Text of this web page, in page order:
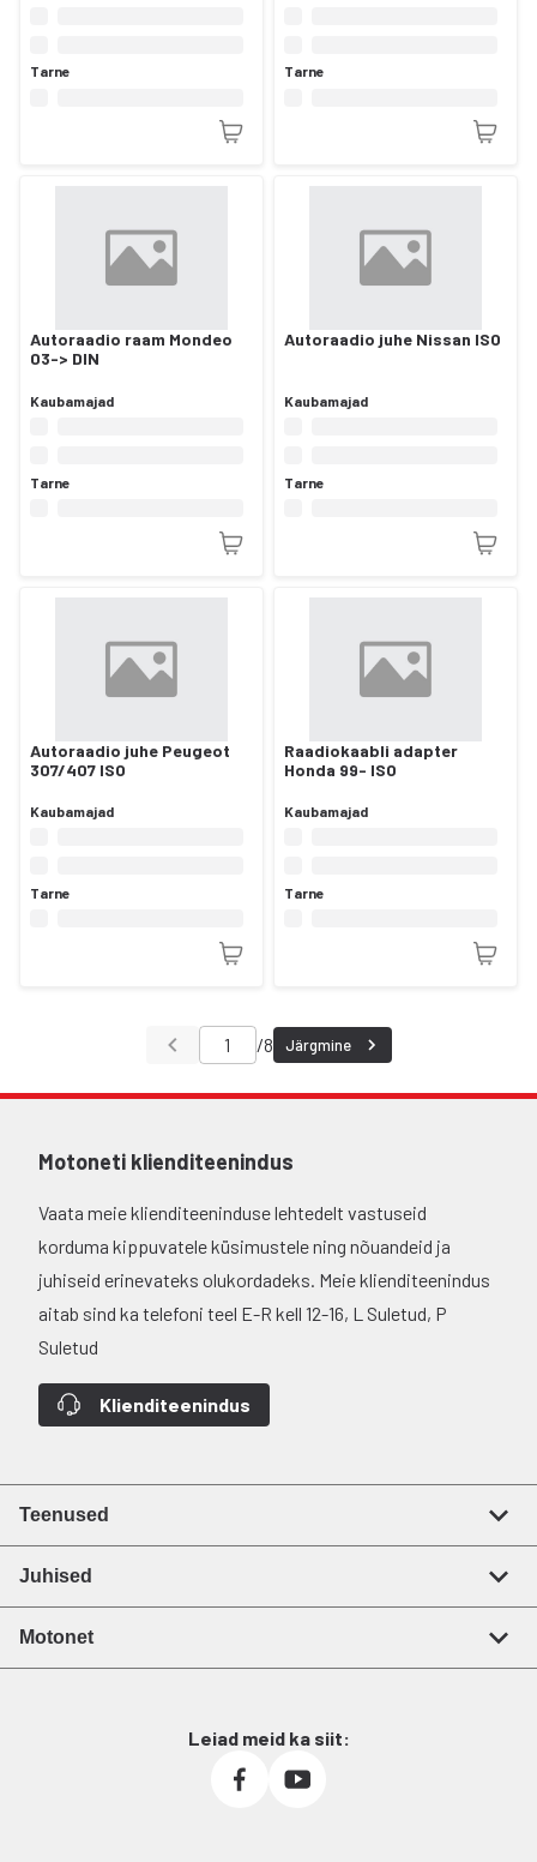
Tarne Tarne
Autoraadio raam Mondeo
03-> DIN
Kaubamajad
Tarne
Autoraadio juhe Nissan ISO
Kaubamajad
Tarne
Autoraadio juhe Peugeot
307/407 ISO
Kaubamajad
Tarne
Raadiokaabli adapter
Honda 99- ISO
Kaubamajad
Tarne
/8 Järgmine
Motoneti klienditeenindus
Vaata meie klienditeeninduse lehtedelt vastuseid
korduma kippuvatele küsimustele ning nõuandeid ja
juhiseid erinevateks olukordadeks. Meie klienditeenindus
aitab sind ka telefoni teel E-R kell 12-16, L Suletud, P
Suletud
Klienditeenindus
Teenused
Juhised
Motonet
Leiad meid ka siit: